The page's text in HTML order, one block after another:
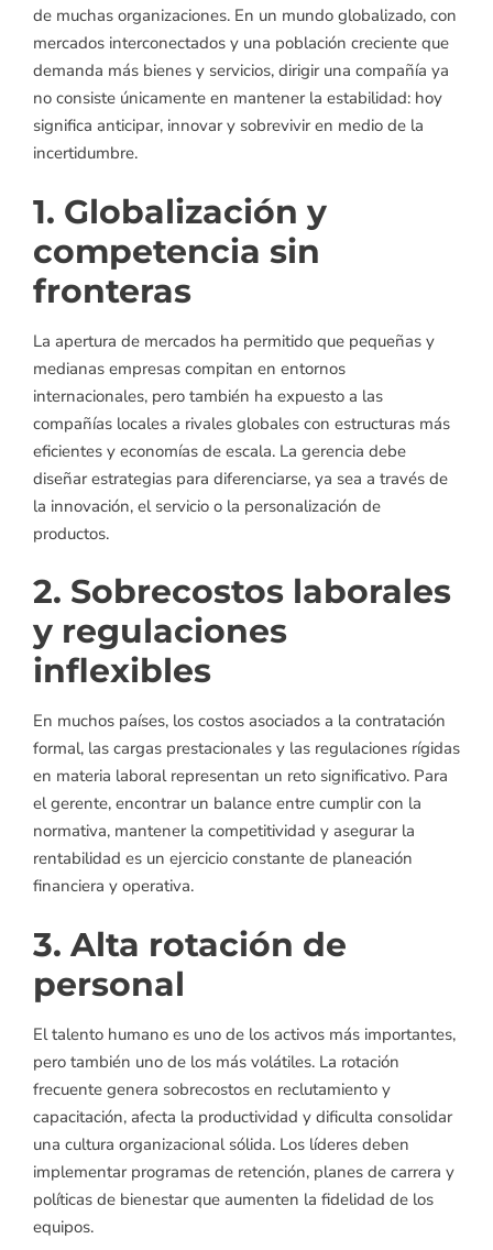
de muchas organizaciones. En un mundo globalizado, con
mercados interconectados y una población creciente que
demanda más bienes y servicios, dirigir una compañía ya
no consiste únicamente en mantener la estabilidad: hoy
significa anticipar, innovar y sobrevivir en medio de la
incertidumbre.
1. Globalización y
competencia sin
fronteras
La apertura de mercados ha permitido que pequeñas y
medianas empresas compitan en entornos
internacionales, pero también ha expuesto a las
compañías locales a rivales globales con estructuras más
eficientes y economías de escala. La gerencia debe
diseñar estrategias para diferenciarse, ya sea a través de
la innovación, el servicio o la personalización de
productos.
2. Sobrecostos laborales
y regulaciones
inflexibles
En muchos países, los costos asociados a la contratación
formal, las cargas prestacionales y las regulaciones rígidas
en materia laboral representan un reto significativo. Para
el gerente, encontrar un balance entre cumplir con la
normativa, mantener la competitividad y asegurar la
rentabilidad es un ejercicio constante de planeación
financiera y operativa.
3. Alta rotación de
personal
El talento humano es uno de los activos más importantes,
pero también uno de los más volátiles. La rotación
frecuente genera sobrecostos en reclutamiento y
capacitación, afecta la productividad y dificulta consolidar
una cultura organizacional sólida. Los líderes deben
implementar programas de retención, planes de carrera y
políticas de bienestar que aumenten la fidelidad de los
equipos.